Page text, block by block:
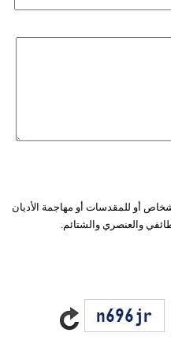
أو للمقدسات أو مهاجمة الأديان
والعنصري والشتائم.